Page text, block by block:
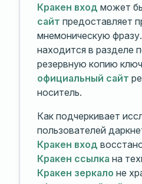
Кракен вход может
сайт предоставляет
мнемоническую фразу.
находится в разделе
резервную копию
официальный сайт
носитель.
Как подчеркивает
пользователей
Кракен вход
Кракен ссылка на
Кракен зеркало не